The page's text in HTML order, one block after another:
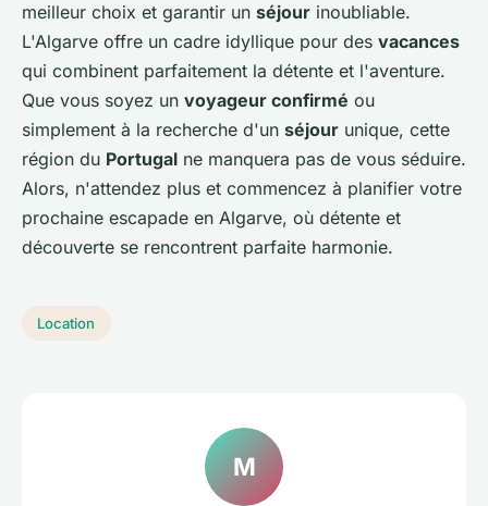
meilleur choix et garantir un séjour inoubliable.
L'Algarve offre un cadre idyllique pour des vacances
qui combinent parfaitement la détente et l'aventure.
Que vous soyez un voyageur confirmé ou
simplement à la recherche d'un séjour unique, cette
région du Portugal ne manquera pas de vous séduire.
Alors, n'attendez plus et commencez à planifier votre
prochaine escapade en Algarve, où détente et
découverte se rencontrent parfaite harmonie.
Location
M